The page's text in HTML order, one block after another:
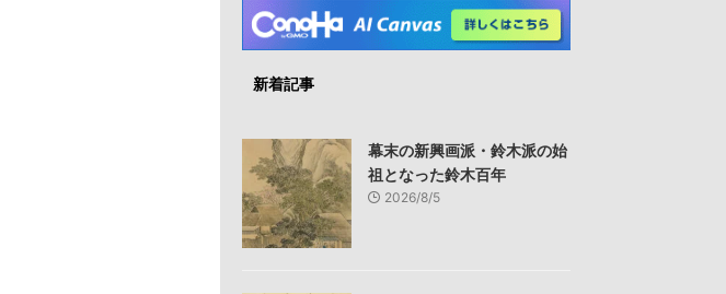
新着記事
幕末の新興画派・鈴木派の始
祖となった鈴木百年
2026/8/5